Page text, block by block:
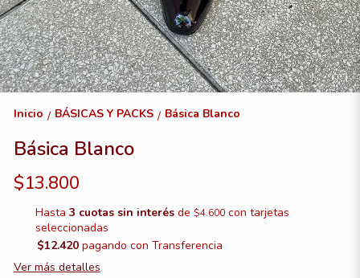
Inicio / BÁSICAS Y PACKS / Básica Blanco
Básica Blanco
$13.800
Hasta3 cuotas sin interés de$4.600 con tarjetas
seleccionadas
$12.420pagando con Transferencia
Ver más detalles